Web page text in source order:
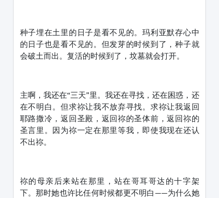
种子埋在土里的日子是看不见的。玛利亚默存心中
的日子也是看不见的。但发芽的时候到了，种子就
会破土而出。复活的时候到了，坟墓就会打开。
主啊，我还在“三天”里。我还在寻找，还在困惑，还
在不明白。但求祢让我不放弃寻找。求祢让我返回
耶路撒冷，返回圣殿，返回祢的圣体前，返回祢的
圣言里。因为祢一定在那里等我，即使我现在还认
不出祢。
祢的母亲后来站在那里，站在哥耳哥达的十字架
下。那时她也许比任何时候都更不明白——为什么她